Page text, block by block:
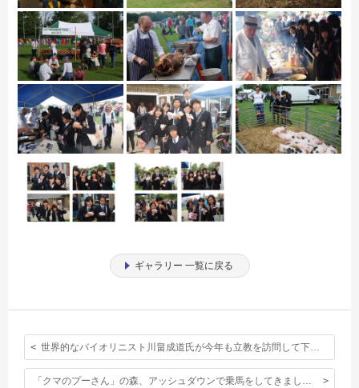
ギャラリー 一覧に戻る
世界的なバイオリニスト川畠成道氏が今年も立教を訪問して下さいました！
「クマのプーさん」の森、アッシュダウンで乗馬をしてきました。